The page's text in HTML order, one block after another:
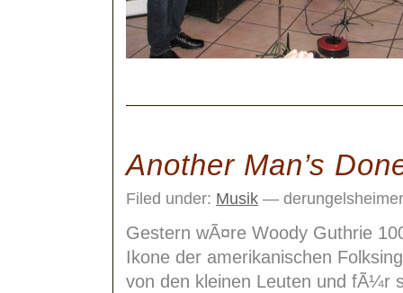
Another Man’s
Filed under: Musik —
Gestern wÃ¤re Woody Guthrie
Ikone der amerikanischen
von den kleinen Leuten und fÃ¼r